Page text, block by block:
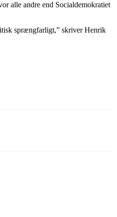
alle andre end Socialdemokratiet
sprængfarligt,” skriver Henrik